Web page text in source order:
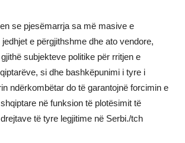
se pjesëmarrja sa më masive e
e përgjithshme dhe ato vendore,
subjekteve politike për rritjen e
si dhe bashkëpunimi i tyre i
ndërkombëtar do të garantojnë forcimin e
në funksion të plotësimit të
të tyre legjitime në Serbi./tch